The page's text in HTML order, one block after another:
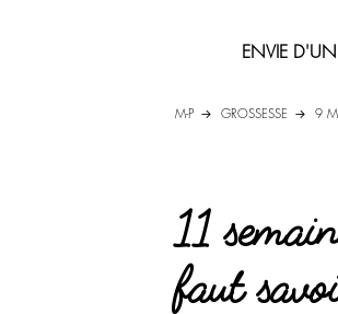
ENVIE D'UN
M-P GROSSESSE 9
11
faut